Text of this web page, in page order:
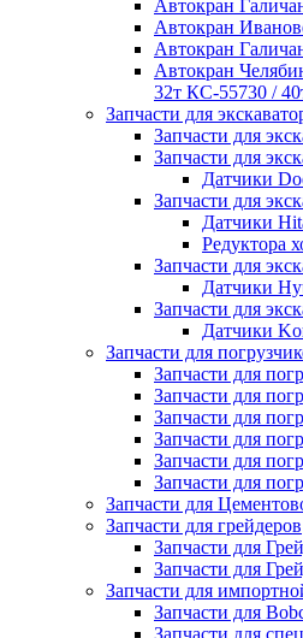
Автокран
Автокран
Автокран
Автокран
32т КС-55730 /
Запчасти для
Запчасти для
Запчасти для
Датчики
Запчасти для
Датчики
Редуктора
Запчасти для
Датчики
Запчасти для
Датчики
Запчасти для
Запчасти для
Запчасти для
Запчасти для
Запчасти для
Запчасти для
Запчасти для
Запчасти для
Запчасти для грейдеров
Запчасти для
Запчасти для
Запчасти для
Запчасти для
Запчасти для